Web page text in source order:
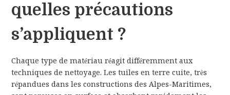
quelles précautions
s’appliquent ?
Chaque type de matériau réagit différemment aux
techniques de nettoyage. Les tuiles en terre cuite, très
répandues dans les constructions des Alpes-Maritimes,